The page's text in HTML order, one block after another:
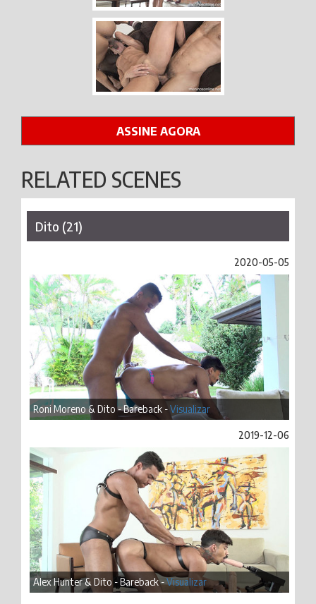
ASSINE AGORA
RELATED SCENES
Dito (21)
2020-05-05
Roni Moreno & Dito - Bareback -Visualizar
2019-12-06
Alex Hunter & Dito - Bareback -Visualizar